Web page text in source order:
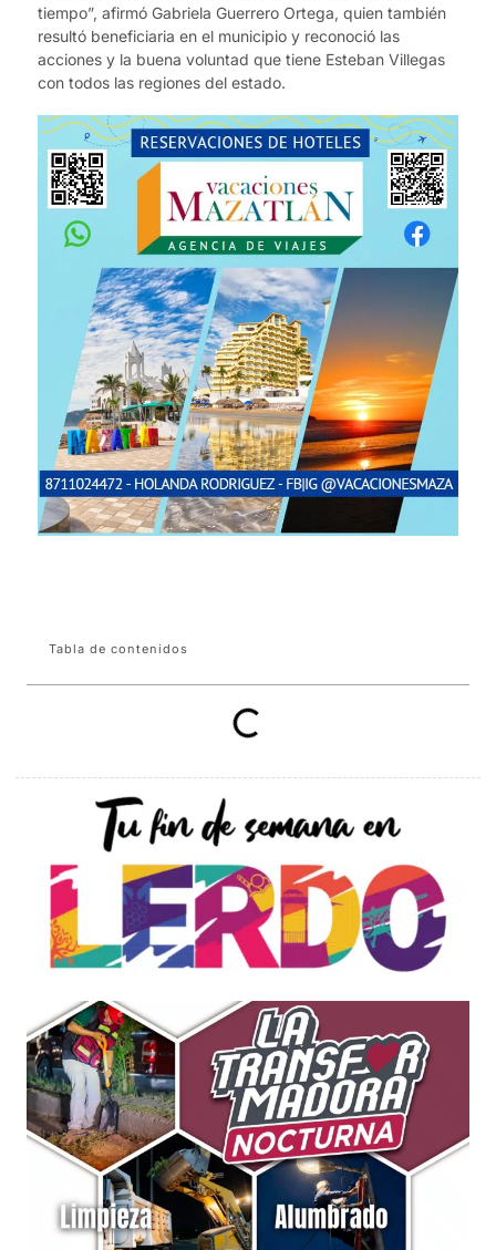
tiempo”, afirmó Gabriela Guerrero Ortega, quien también
resultó beneficiaria en el municipio y reconoció las
acciones y la buena voluntad que tiene Esteban Villegas
con todos las regiones del estado.
Tabla de contenidos